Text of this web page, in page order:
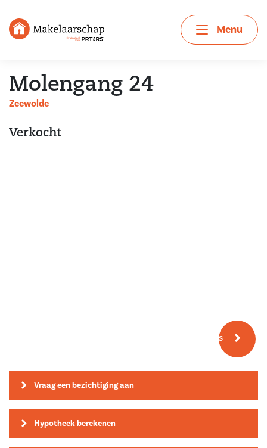
Menu
Molengang 24
Zeewolde
Verkocht
Meer fotos
Vraag een bezichtiging aan
Hypotheek berekenen